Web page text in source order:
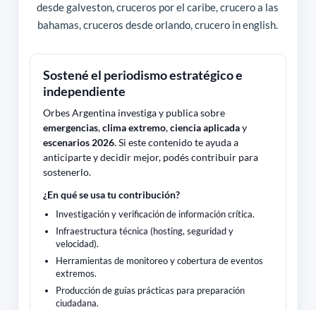
desde galveston, cruceros por el caribe, crucero a las
bahamas, cruceros desde orlando, crucero in english.
Sostené el periodismo estratégico e
independiente
Orbes Argentina investiga y publica sobre
emergencias,clima extremo,ciencia aplicaday
escenarios 2026. Si este contenido te ayuda a
anticiparte y decidir mejor, podés contribuir para
sostenerlo.
¿En qué se usa tu contribución?
Investigación y verificación de información crítica.
Infraestructura técnica (hosting, seguridad y
velocidad).
Herramientas de monitoreo y cobertura de eventos
extremos.
Producción de guías prácticas para preparación
ciudadana.